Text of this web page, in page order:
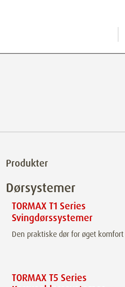
Produkter
Dørsystemer
TORMAX T1 Series
Svingdørssystemer
Den praktiske dør for øget komfort
TORMAX T5 Series